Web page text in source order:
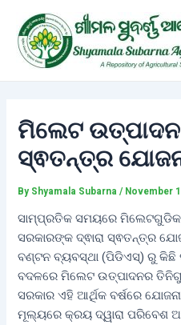
content
ମିଲେଟ
ସ୍ଵତନ୍ତ୍ର
By Shyamala Subarna/ November
ସାମ୍ପ୍ରତିକ ସମୟରେ
ସରକାରଙ୍କ ଦ୍ଵାରା ସ୍ଵତନ୍ତ୍ର
ବଣ୍ଟନ ବ୍ୟବସ୍ଥା (ପିଡିଏସ୍) ରୁ କିଛି
ବଦଳରେ ମିଲେଟ ଉତ୍ପାଦନର
ସରକାର ଏହି ଆର୍ଥିକ ବର୍ଷରେ
ମୂଲ୍ୟରେ କ୍ରୟ ଦ୍ୱାରା ପରିବେଶ
navigation